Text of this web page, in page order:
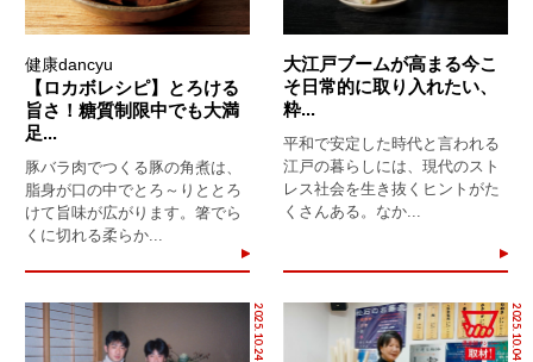
健康dancyu
【ロカボレシピ】とろける
旨さ！糖質制限中でも大満
足...
豚バラ肉でつくる豚の角煮は、
脂身が口の中でとろ～りととろ
けて旨味が広がります。箸でら
くに切れる柔らか...
大江戸ブームが高まる今こ
そ日常的に取り入れたい、
粋...
平和で安定した時代と言われる
江戸の暮らしには、現代のスト
レス社会を生き抜くヒントがた
くさんある。なか...
2025.10.24 2025.10.04